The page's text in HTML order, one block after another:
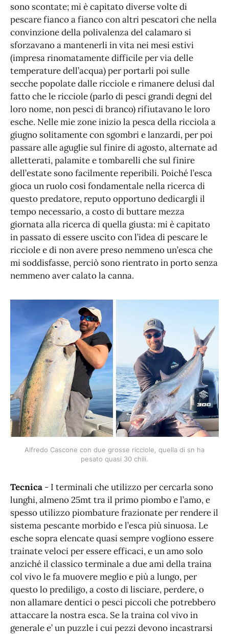
sono scontate; mi è capitato diverse volte di
pescare fianco a fianco con altri pescatori che nella
convinzione della polivalenza del calamaro si
sforzavano a mantenerli in vita nei mesi estivi
(impresa rinomatamente difficile per via delle
temperature dell’acqua) per portarli poi sulle
secche popolate dalle ricciole e rimanere delusi dal
fatto che le ricciole (parlo di pesci grandi degni del
loro nome, non pesci di branco) rifiutavano le loro
esche. Nelle mie zone inizio la pesca della ricciola a
giugno solitamente con sgombri e lanzardi, per poi
passare alle aguglie sul finire di agosto, alternate ad
alletterati, palamite e tombarelli che sul finire
dell’estate sono facilmente reperibili. Poiché l’esca
gioca un ruolo cosi fondamentale nella ricerca di
questo predatore, reputo opportuno dedicargli il
tempo necessario, a costo di buttare mezza
giornata alla ricerca di quella giusta: mi è capitato
in passato di essere uscito con l’idea di pescare le
ricciole e di non avere preso nemmeno un’esca che
mi soddisfasse, perciò sono rientrato in porto senza
nemmeno aver calato la canna.
Alfredo Cascone con due grosse ricciole, quella di sn ha
pesato quasi 30 chili.
Tecnica - I terminali che utilizzo per cercarla sono
lunghi, almeno 25mt tra il primo piombo e l’amo, e
spesso utilizzo piombature frazionate per rendere il
sistema pescante morbido e l’esca più sinuosa. Le
esche sopra elencate quasi sempre vogliono essere
trainate veloci per essere efficaci, e un amo solo
anziché il classico terminale a due ami della traina
col vivo le fa muovere meglio e più a lungo, per
questo lo prediligo, a costo di lisciare, perdere, o
non allamare dentici o pesci piccoli che potrebbero
attaccare la nostra esca. Se la traina col vivo in
generale e’ un puzzle i cui pezzi devono incastrarsi